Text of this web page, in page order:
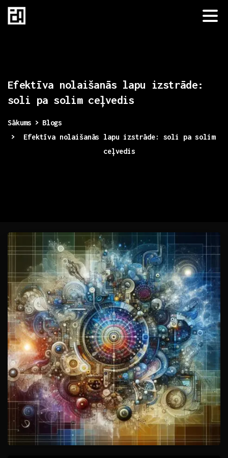
Efektīva nolaišanās lapu
izstrāde:
soli pa solim ceļvedis
Sākums
Blogs
Efektīva nolaišanās lapu izstrāde: soli pa solim
ceļvedis